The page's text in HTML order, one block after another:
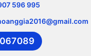
596 995